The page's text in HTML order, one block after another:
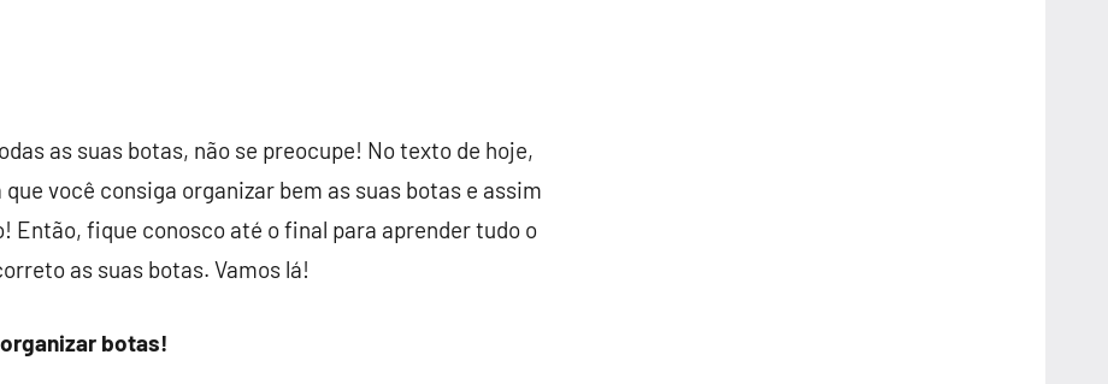
as suas botas, não se preocupe! No texto de hoje,
você consiga organizar bem as suas botas e assim
Então, fique conosco até o final para aprender tudo o
as suas botas. Vamos lá!
botas!